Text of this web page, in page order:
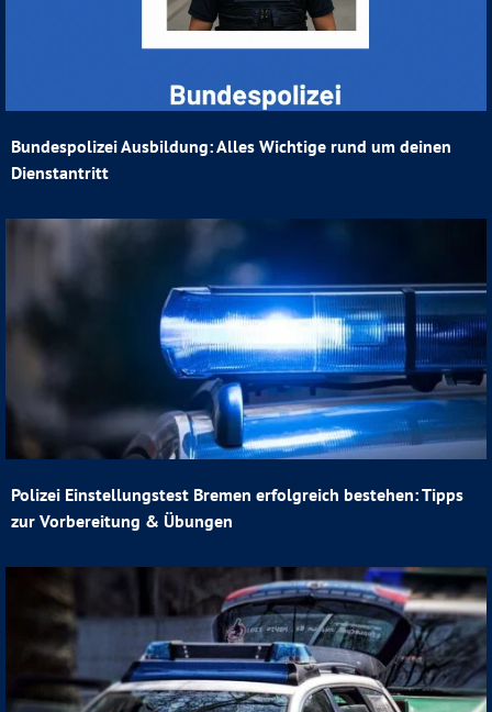
Bundespolizei Ausbildung: Alles Wichtige rund um deinen
Dienstantritt
Polizei Einstellungstest Bremen erfolgreich bestehen: Tipps
zur Vorbereitung & Übungen